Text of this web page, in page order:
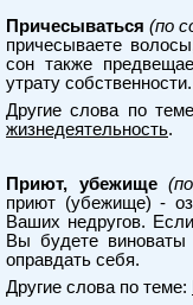
Причесываться (по
причесываете
сон также
утрату собственности.
Другие слова по
жизнедеятельность.
Приют, убежище
приют (убежище) -
Ваших недругов.
Вы будете виноваты
оправдать себя.
Другие слова по теме: